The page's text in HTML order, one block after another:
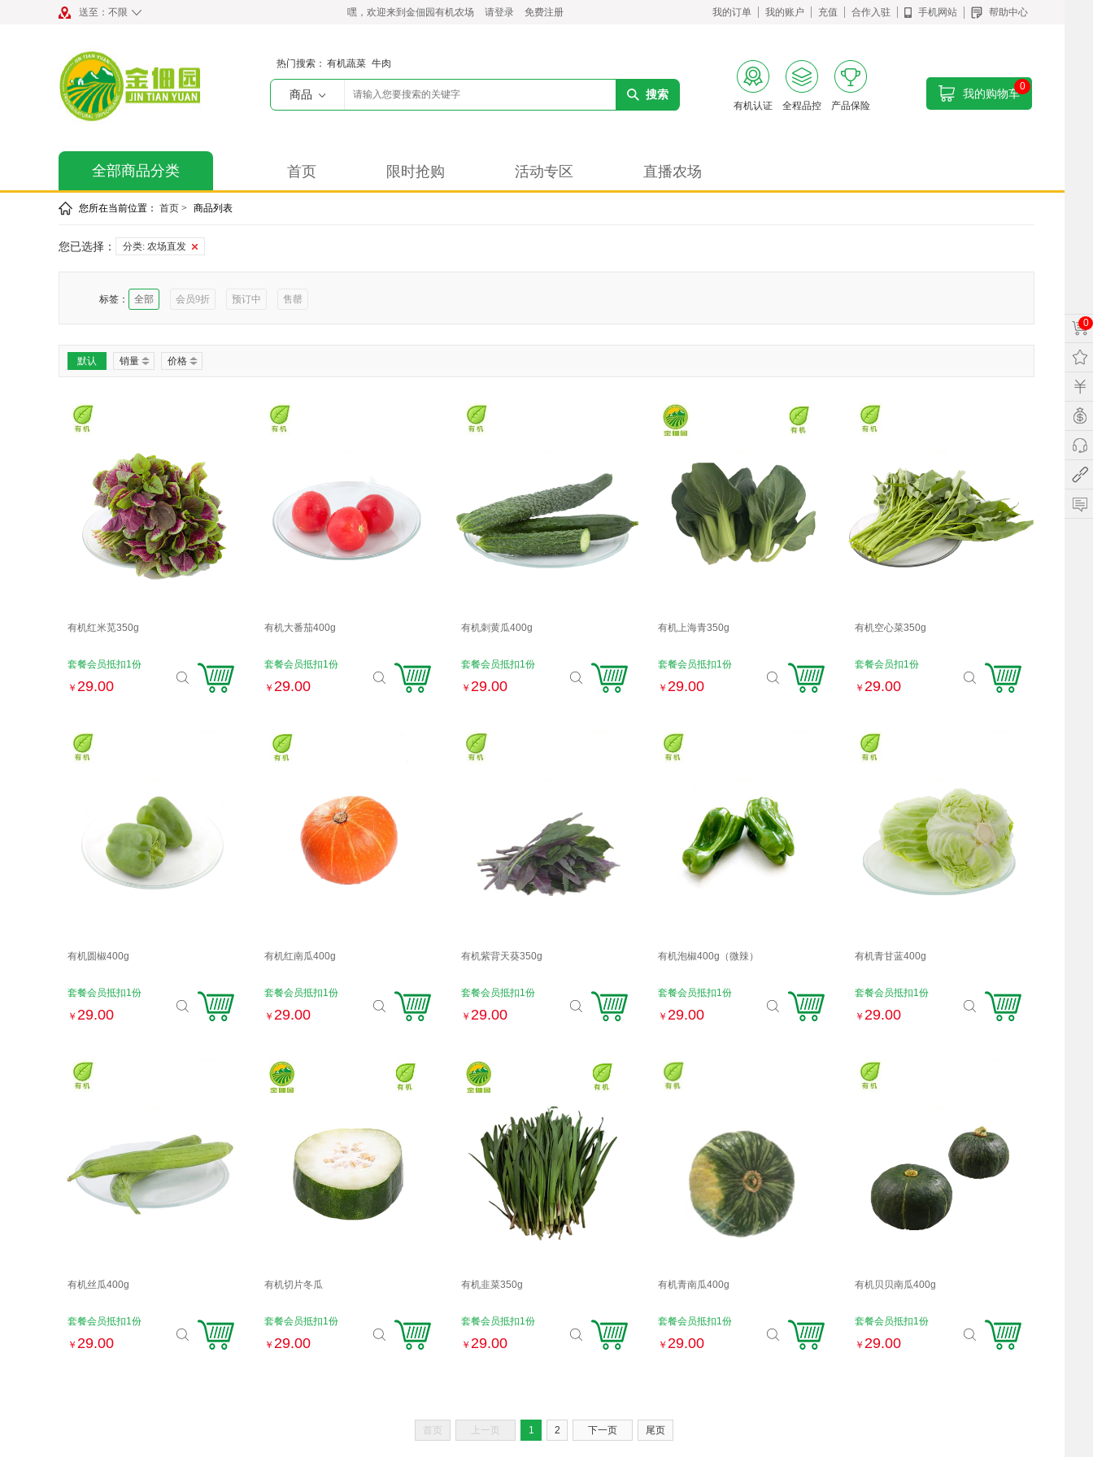
送至： 不限 嘿，欢迎来到金佃园有机农场 请登录 免费注册 我的订单 我的账户 充值 合作入驻 手机网站 帮助中心
热门搜索： 有机蔬菜 牛肉
商品 搜索
有机认证 全程品控 产品保险
我的购物车
0
全部商品分类 首页 限时抢购 活动专区 直播农场
您所在当前位置： 首页 > 商品列表
您已选择： 分类: 农场直发
标签： 全部 会员9折 预订中 售罄
默认 销量 价格
有机红米苋350g
套餐会员抵扣1份
￥ 29.00
有机大番茄400g
套餐会员抵扣1份
￥ 29.00
有机刺黄瓜400g
套餐会员抵扣1份
￥ 29.00
有机上海青350g
套餐会员抵扣1份
￥ 29.00
有机空心菜350g
套餐会员扣1份
￥ 29.00
有机圆椒400g
套餐会员抵扣1份
￥ 29.00
有机红南瓜400g
套餐会员抵扣1份
￥ 29.00
有机紫背天葵350g
套餐会员抵扣1份
￥ 29.00
有机泡椒400g（微辣）
套餐会员抵扣1份
￥ 29.00
有机青甘蓝400g
套餐会员抵扣1份
￥ 29.00
有机丝瓜400g
套餐会员抵扣1份
￥ 29.00
有机切片冬瓜
套餐会员抵扣1份
￥ 29.00
有机韭菜350g
套餐会员抵扣1份
￥ 29.00
有机青南瓜400g
套餐会员抵扣1份
￥ 29.00
有机贝贝南瓜400g
套餐会员抵扣1份
￥ 29.00
首页 上一页 1 2 下一页 尾页
0